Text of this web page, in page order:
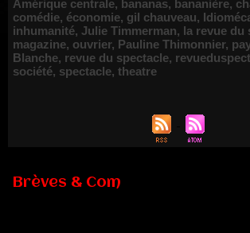
Amérique centrale, bananas, bananière,
comédie, économie, gil chauveau,
inhumanité, Julie Timmerman, la revue du
magazine, ouvrier, Pauline Thimonnier,
Blanche, revue du spectacle,
société, spectacle, theatre
Brèves & Com